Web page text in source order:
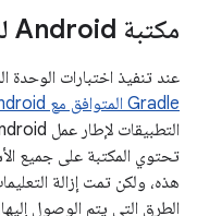
مكتبة Android للمحاكاة
عند تنفيذ اختبارات الوحدة
Gradle المتوافق مع Android
تحتوي المكتبة على جميع
هذه، ولكن تمت إزالة
الطرق التي يتم الوصول